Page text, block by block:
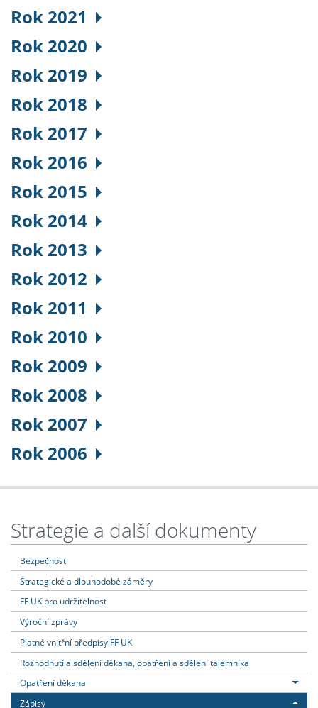
Rok 2021
Rok 2020
Rok 2019
Rok 2018
Rok 2017
Rok 2016
Rok 2015
Rok 2014
Rok 2013
Rok 2012
Rok 2011
Rok 2010
Rok 2009
Rok 2008
Rok 2007
Rok 2006
Strategie a další dokumenty
Bezpečnost
Strategické a dlouhodobé záměry
FF UK pro udržitelnost
Výroční zprávy
Platné vnitřní předpisy FF UK
Rozhodnutí a sdělení děkana, opatření a sdělení tajemníka
Opatření děkana
Zápisy